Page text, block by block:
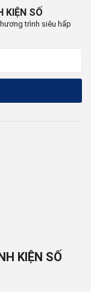
KIỆN SỐ
trình siêu hấp
KIỆN SỐ